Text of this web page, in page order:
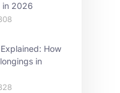
in 2026
How
in